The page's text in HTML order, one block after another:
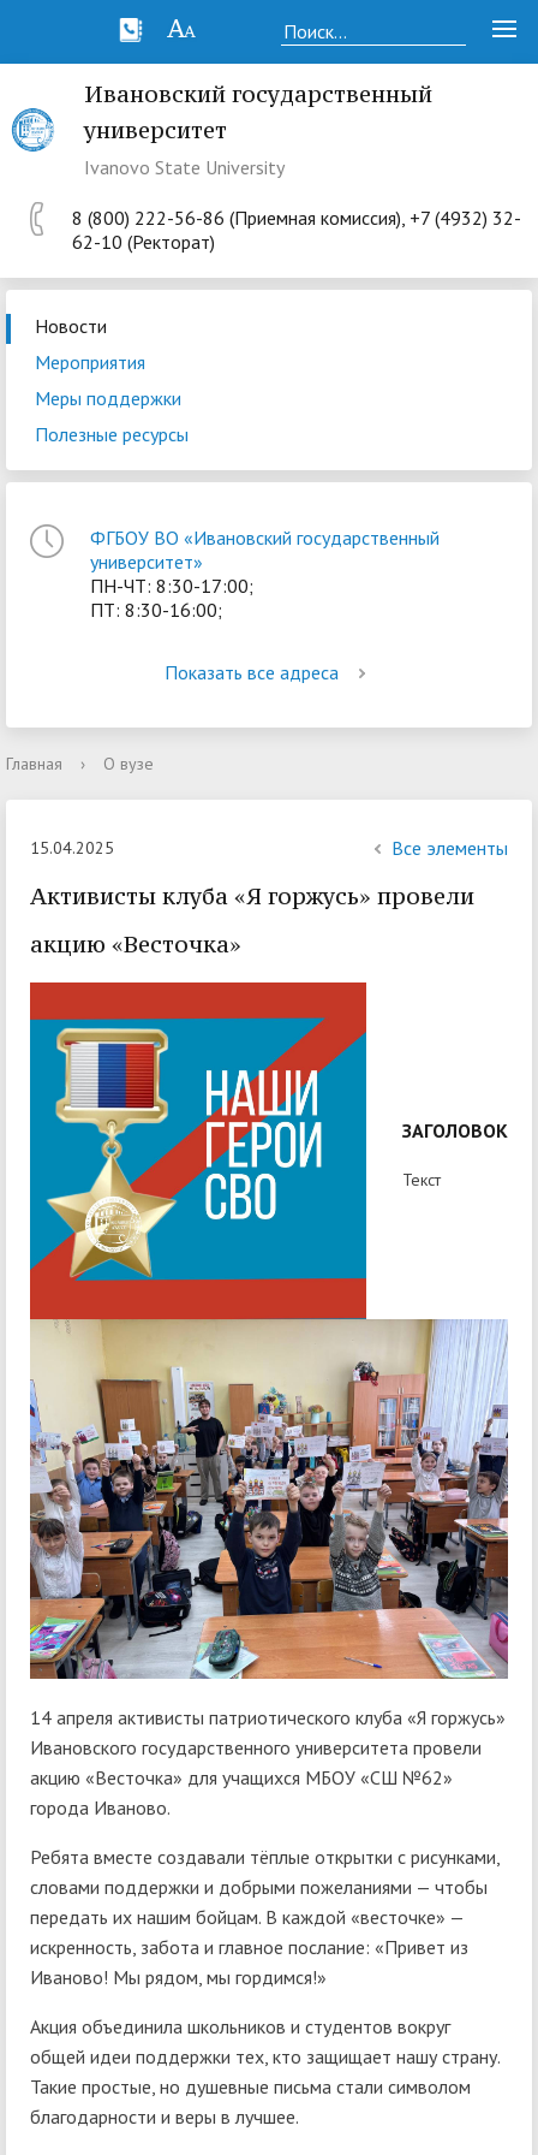
Ивановский государственный
университет
Ivanovo State University
8 (800) 222-56-86 (Приемная комиссия), +7 (4932) 32-
62-10 (Ректорат)
Новости
Мероприятия
Меры поддержки
Полезные ресурсы
ФГБОУ ВО «Ивановский государственный
университет»
ПН-ЧТ: 8:30-17:00;
ПТ: 8:30-16:00;
Показать все адреса
Главная › О вузе
15.04.2025 Все элементы
Активисты клуба «Я горжусь» провели
акцию «Весточка»
ЗАГОЛОВОК
Текст
14 апреля активисты патриотического клуба «Я горжусь»
Ивановского государственного университета провели
акцию «Весточка» для учащихся МБОУ «СШ №62»
города Иваново.
Ребята вместе создавали тёплые открытки с рисунками,
словами поддержки и добрыми пожеланиями — чтобы
передать их нашим бойцам. В каждой «весточке» —
искренность, забота и главное послание: «Привет из
Иваново! Мы рядом, мы гордимся!»
Акция объединила школьников и студентов вокруг
общей идеи поддержки тех, кто защищает нашу страну.
Такие простые, но душевные письма стали символом
благодарности и веры в лучшее.